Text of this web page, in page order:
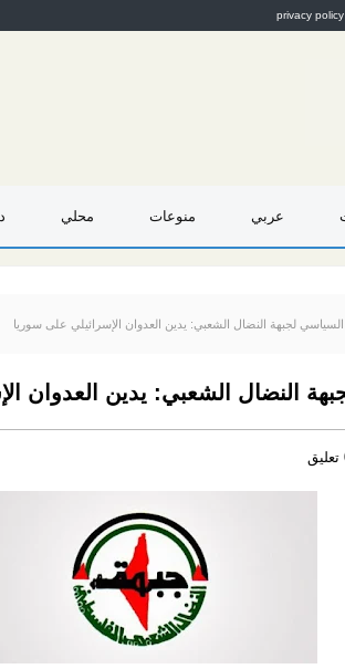
privacy policy
عربي منوعات محلي
لجبهة النضال الشعبي: يدين العدوان الإسرائيلي على سوريا
النضال الشعبي: يدين العدوان